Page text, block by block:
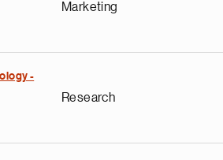
Marketing
-
Research